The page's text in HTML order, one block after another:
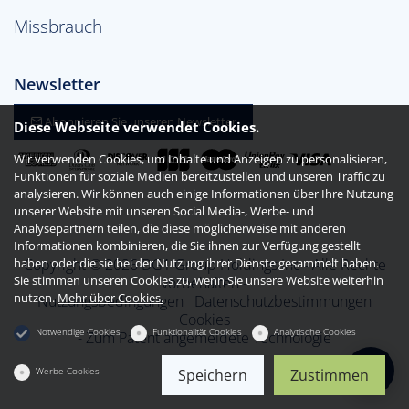
Missbrauch
Newsletter
Abonnieren Sie unseren Newsletter
Copyright © 2026 DG1 Group Holdings Inc - Alle Rechte
vorbehalten -
Nutzungsbedingungen
Datenschutzbestimmungen
Cookies
- Zum Patent angemeldete Technologie
Diese Webseite verwendet Cookies.
Wir verwenden Cookies, um Inhalte und Anzeigen zu personalisieren,
Funktionen für soziale Medien bereitzustellen und unseren Traffic zu
analysieren. Wir können auch einige Informationen über Ihre Nutzung
unserer Website mit unseren Social Media-, Werbe- und
Analysepartnern teilen, die diese möglicherweise mit anderen
Informationen kombinieren, die Sie ihnen zur Verfügung gestellt
haben oder die sie bei der Nutzung ihrer Dienste gesammelt haben.
Sie stimmen unseren Cookies zu, wenn Sie unsere Website weiterhin
nutzen.Mehr über Cookies.
Notwendige Cookies Funktionalität Cookies Analytische Cookies
Werbe-Cookies Zustimmen
Speichern